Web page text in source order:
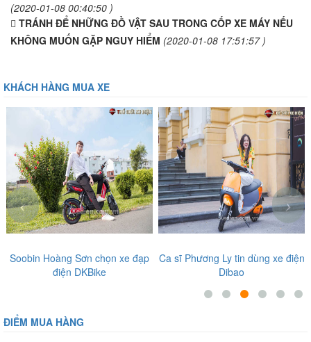
(2020-01-08 00:40:50 )
TRÁNH ĐỂ NHỮNG ĐỒ VẬT SAU TRONG CỐP XE MÁY NẾU
KHÔNG MUỐN GẶP NGUY HIỂM (2020-01-08 17:51:57 )
KHÁCH HÀNG MUA XE
Soobin Hoàng Sơn chọn xe đạp
điện DKBike
Ca sĩ Phương Ly tin dùng xe điện
Dibao
‹ ›
ĐIỂM MUA HÀNG